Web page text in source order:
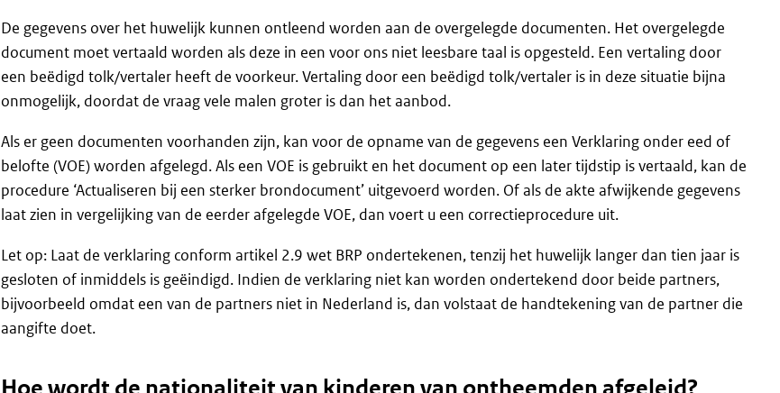
De gegevens over het huwelijk kunnen ontleend worden aan de overgelegde documenten. Het overgelegde
document moet vertaald worden als deze in een voor ons niet leesbare taal is opgesteld. Een vertaling door
een beëdigd tolk/vertaler heeft de voorkeur. Vertaling door een beëdigd tolk/vertaler is in deze situatie bijna
onmogelijk, doordat de vraag vele malen groter is dan het aanbod.
Als er geen documenten voorhanden zijn, kan voor de opname van de gegevens een Verklaring onder eed of
belofte (VOE) worden afgelegd. Als een VOE is gebruikt en het document op een later tijdstip is vertaald, kan de
procedure ‘Actualiseren bij een sterker brondocument’ uitgevoerd worden. Of als de akte afwijkende gegevens
laat zien in vergelijking van de eerder afgelegde VOE, dan voert u een correctieprocedure uit.
Let op: Laat de verklaring conform artikel 2.9 wet BRP ondertekenen, tenzij het huwelijk langer dan tien jaar is
gesloten of inmiddels is geëindigd. Indien de verklaring niet kan worden ondertekend door beide partners,
bijvoorbeeld omdat een van de partners niet in Nederland is, dan volstaat de handtekening van de partner die
aangifte doet.